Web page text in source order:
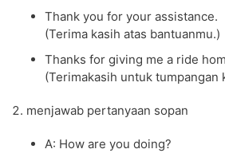
Thank you for your assistance.
(Terima kasih atas bantuanmu.)
Thanks for giving me a ride
(Terimakasih untuk tumpangan
menjawab pertanyaan sopan
A: How are you doing?